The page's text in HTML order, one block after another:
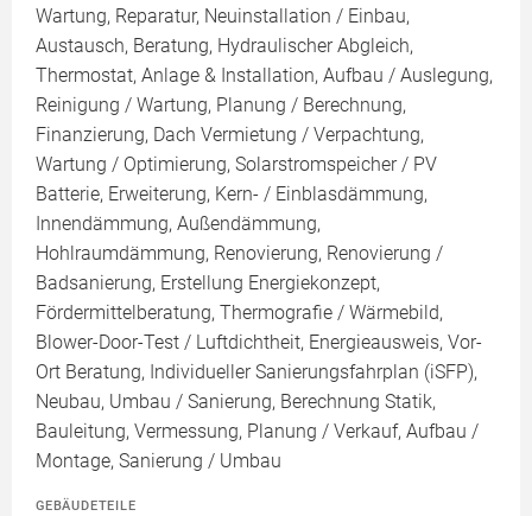
Wartung, Reparatur, Neuinstallation / Einbau,
Austausch, Beratung, Hydraulischer Abgleich,
Thermostat, Anlage & Installation, Aufbau / Auslegung,
Reinigung / Wartung, Planung / Berechnung,
Finanzierung, Dach Vermietung / Verpachtung,
Wartung / Optimierung, Solarstromspeicher / PV
Batterie, Erweiterung, Kern- / Einblasdämmung,
Innendämmung, Außendämmung,
Hohlraumdämmung, Renovierung, Renovierung /
Badsanierung, Erstellung Energiekonzept,
Fördermittelberatung, Thermografie / Wärmebild,
Blower-Door-Test / Luftdichtheit, Energieausweis, Vor-
Ort Beratung, Individueller Sanierungsfahrplan (iSFP),
Neubau, Umbau / Sanierung, Berechnung Statik,
Bauleitung, Vermessung, Planung / Verkauf, Aufbau /
Montage, Sanierung / Umbau
GEBÄUDETEILE